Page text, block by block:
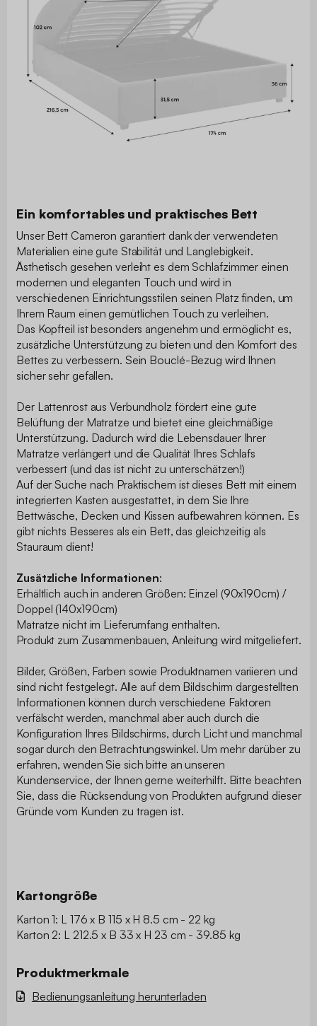
Ein komfortables und praktisches Bett
Unser Bett Cameron garantiert dank der verwendeten
Materialien eine gute Stabilität und Langlebigkeit.
Ästhetisch gesehen verleiht es dem Schlafzimmer einen
modernen und eleganten Touch und wird in
verschiedenen Einrichtungsstilen seinen Platz finden, um
Ihrem Raum einen gemütlichen Touch zu verleihen.
Das Kopfteil ist besonders angenehm und ermöglicht es,
zusätzliche Unterstützung zu bieten und den Komfort des
Bettes zu verbessern. Sein Bouclé-Bezug wird Ihnen
sicher sehr gefallen.
Der Lattenrost aus Verbundholz fördert eine gute
Belüftung der Matratze und bietet eine gleichmäßige
Unterstützung. Dadurch wird die Lebensdauer Ihrer
Matratze verlängert und die Qualität Ihres Schlafs
verbessert (und das ist nicht zu unterschätzen!)
Auf der Suche nach Praktischem ist dieses Bett mit einem
integrierten Kasten ausgestattet, in dem Sie Ihre
Bettwäsche, Decken und Kissen aufbewahren können. Es
gibt nichts Besseres als ein Bett, das gleichzeitig als
Stauraum dient!
Zusätzliche Informationen:
Erhältlich auch in anderen Größen: Einzel (90x190cm) /
Doppel (140x190cm)
Matratze nicht im Lieferumfang enthalten.
Produkt zum Zusammenbauen, Anleitung wird mitgeliefert.
Bilder, Größen, Farben sowie Produktnamen variieren und
sind nicht festgelegt. Alle auf dem Bildschirm dargestellten
Informationen können durch verschiedene Faktoren
verfälscht werden, manchmal aber auch durch die
Konfiguration Ihres Bildschirms, durch Licht und manchmal
sogar durch den Betrachtungswinkel. Um mehr darüber zu
erfahren, wenden Sie sich bitte an unseren
Kundenservice, der Ihnen gerne weiterhilft. Bitte beachten
Sie, dass die Rücksendung von Produkten aufgrund dieser
Gründe vom Kunden zu tragen ist.
Kartongröße
Karton 1: L 176 x B 115 x H 8.5 cm - 22 kg
Karton 2: L 212.5 x B 33 x H 23 cm - 39.85 kg
Produktmerkmale
Bedienungsanleitung herunterladen